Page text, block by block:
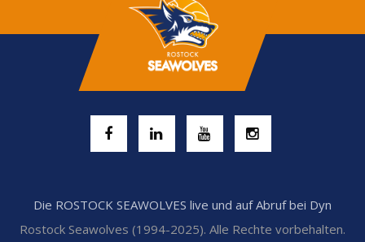
Die ROSTOCK SEAWOLVES live und auf Abruf bei Dyn
Rostock Seawolves (1994-2025). Alle Rechte vorbehalten.